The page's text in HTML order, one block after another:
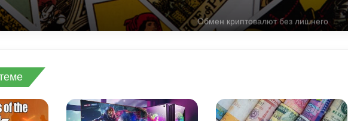
Обмен криптовалют без лишнего
риска